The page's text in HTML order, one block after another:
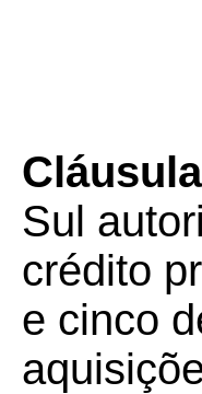
Sul
crédito
e cinco